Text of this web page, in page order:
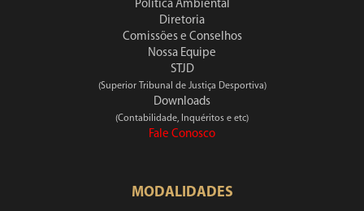
Política Ambiental
Diretoria
Comissões e Conselhos
Nossa Equipe
STJD
(Superior Tribunal de Justiça Desportiva)
Downloads
(Contabilidade, Inquéritos e etc)
Fale Conosco
MODALIDADES